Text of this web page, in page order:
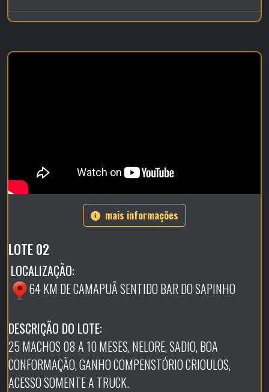
mais informações
LOTE 02
LOCALIZAÇÃO:
64 KM DE CAMAPUÃ SENTIDO BAR DO SAPINHO
DESCRIÇÃO DO LOTE:
25 MACHOS 08 A 10 MESES, NELORE, SADIO, BOA
CONFORMAÇÃO, GANHO COMPENSTÓRIO CRIOULOS,
ACESSO SOMENTE A TRUCK.